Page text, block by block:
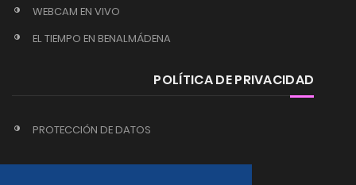
WEBCAM EN VIVO
EL TIEMPO EN BENALMÁDENA
POLÍTICA DE PRIVACIDAD
PROTECCIÓN DE DATOS